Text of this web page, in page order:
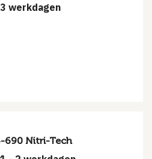
3 werkdagen
690 Nitri-Tech